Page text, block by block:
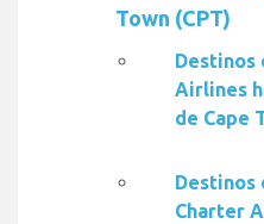
Town (CPT)
Destinos
Airlines
de Cape
Destinos
Charter